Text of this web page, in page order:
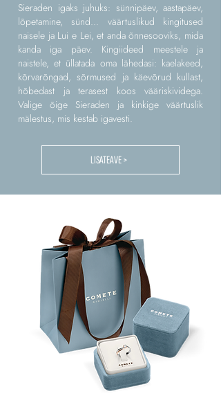
Sieraden igaks juhuks: sünnipäev, aastapäev,
lõpetamine, sünd... väärtuslikud kingitused
naisele ja Lui e Lei, et anda õnnesooviks, mida
kanda iga päev. Kingiideed meestele ja
naistele, et üllatada oma lähedasi: kaelakeed,
kõrvarõngad, sõrmused ja käevõrud kullast,
hõbedast ja terasest koos vääriskividega.
Valige õige Sieraden ja kinkige väärtuslik
mälestus, mis kestab igavesti.
LISATEAVE >